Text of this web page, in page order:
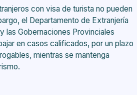
con visa de turista no pueden
el Departamento de Extranjería
las Gobernaciones Provinciales
en casos calificados, por un plazo
mientras se mantenga